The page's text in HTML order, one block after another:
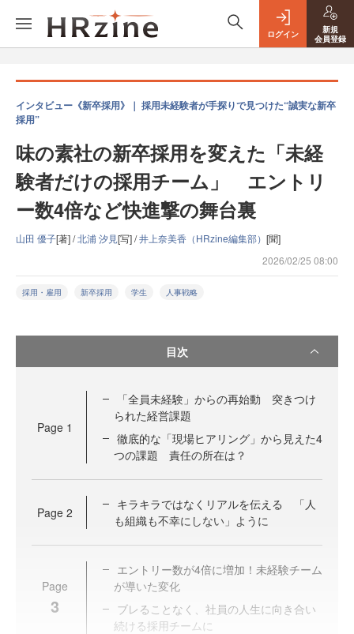
ログイン
新規
会員登録
インタビュー《新卒採用》｜ 採用未経験者が手探りで見つけた“誠実な新卒
採用”
味の素社の新卒採用を変えた「未経
験者だけの採用チーム」 エントリ
ー数4倍など快進撃の舞台裏
山田 優子[著] /北浦 汐見[写] /井上奈美香（HRzine編集部） [聞]
2026/02/25 08:00
採用・雇用 新卒採用 学生 人事戦略
目次
Page 1
「全員未経験」からの再始動 突きつけ
られた経営課題
徹底的な「現場ヒアリング」から見えた4
つの課題 責任の所在は？
Page 2
キラキラではなくリアルを伝える 「人
も組織も不幸にしない」ように
Page
3
エントリー数が4倍に増加！未経験チーム
が導いた変化
ブレることなく、社員の人生に向き合い
続ける採用チームに